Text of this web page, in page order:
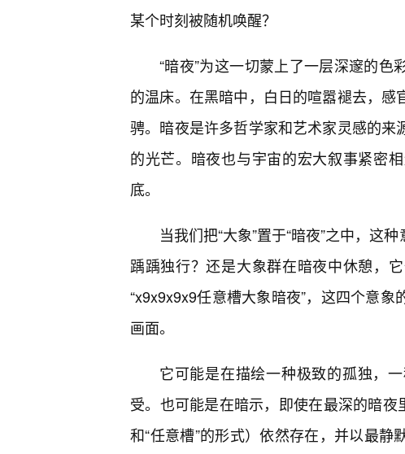
某个时刻被随机唤醒？
“暗夜”为这一切蒙上了一层深邃的
的温床。在黑暗中，白日的喧嚣褪去，
骋。暗夜是许多哲学家和艺术家灵感的
的光芒。暗夜也与宇宙的宏大叙事紧密
底。
当我们把“大象”置于“暗夜”之中，这
踽踽独行？还是大象群在暗夜中休憩，
“x9x9x9x9任意槽大象暗夜”，这四个意
画面。
它可能是在描绘一种极致的孤独，
受。也可能是在暗示，即使在最深的暗夜
和“任意槽”的形式）依然存在，并以最